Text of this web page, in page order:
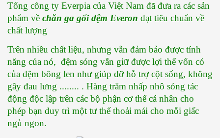
Tổng công ty Everpia của Việt Nam đã đưa ra các sản
phẩm về chăn ga gối đệm Everon đạt tiêu chuẩn về
chất lượng
Trên nhiều chất liệu, nhưng vẫn đảm bảo được tính
năng của nó,  đệm sóng vẫn giữ được lợi thế vốn có
của đệm bông len như giúp đỡ hỗ trợ cột sống, không
gây đau lưng ........ . Hàng trăm nhấp nhô sóng tác
động độc lập trên các bộ phận cơ thể cá nhân cho
phép bạn duy trì một tư thế thoải mái cho mỗi giấc
ngủ ngon.